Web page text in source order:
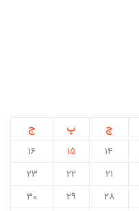
چ پ
ج
۱۴ ۱۵
۱۶
۲۱ ۲۲
۲۳
۲۸ ۲۹
۳۰